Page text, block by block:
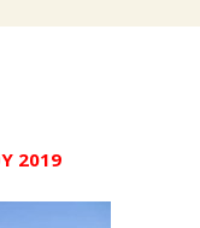
2019